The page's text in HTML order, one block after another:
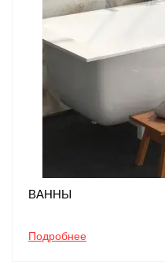
ВАННЫ
Подробнее